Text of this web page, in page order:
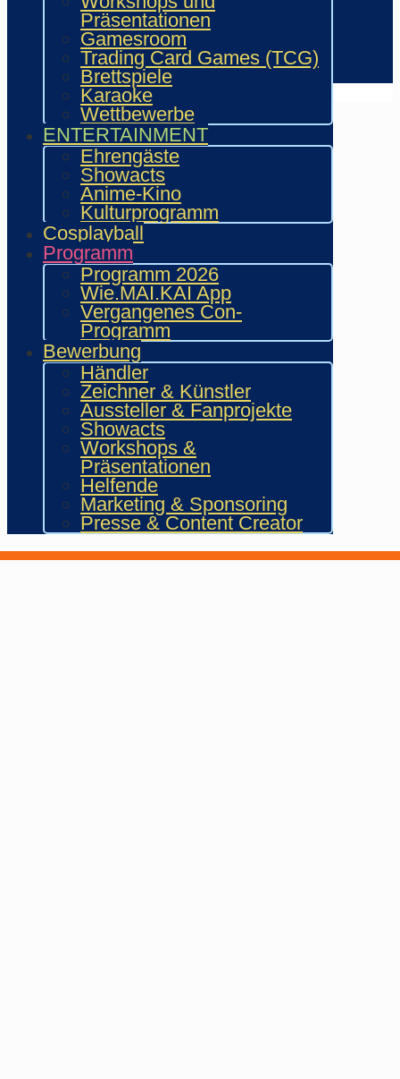
Präsentationen
Gamesroom
Trading Card Games (TCG)
Brettspiele
Karaoke
Wettbewerbe
ENTERTAINMENT
Ehrengäste
Showacts
Anime-Kino
Kulturprogramm
Cosplayball
Programm
Programm 2026
Wie.MAI.KAI App
Vergangenes Con-
Programm
Bewerbung
Händler
Zeichner & Künstler
Aussteller & Fanprojekte
Showacts
Workshops &
Präsentationen
Helfende
Marketing & Sponsoring
Presse & Content Creator
Presse & Content Creator
Verein wie.mai.kai e. V
Kontakt